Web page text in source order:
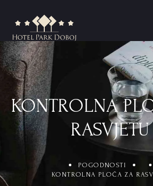
KONTROLNA
RASVJETU
POGODNOSTI
KONTROLNA PLOČA ZA